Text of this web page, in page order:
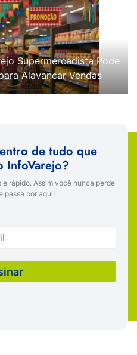
Supermercadista Pode
Alavancar Vendas
de tudo que
InfoVarejo?
rápido. Assim você nunca perde
passa por aqui!